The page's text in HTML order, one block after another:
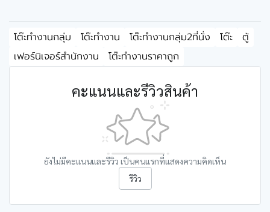
โต๊ะทำงานกลุ่ม โต๊ะทำงาน โต๊ะทำงานกลุ่ม2ที่นั่ง โต๊ะ
ตู้
เฟอร์นิเจอร์สำนักงาน
โต๊ะทำงานราคาถูก
คะแนนและรีวิวสินค้า
ยังไม่มีคะแนนและรีวิว เป็นคนแรกที่แสดงความคิดเห็น
รีวิว